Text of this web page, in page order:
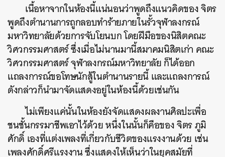
เนื้อหาจากในห้องนี้แน่นอนว่าพูดถึงแนวคิดของ จิตร
พูดถึงตำนานการถูกลอบทำร้ายภายในรั้วจุฬาลงกรณ์
มหาวิทยาลัยด้วยการจับโยนบก โดยฝีมือของนิสิตคณะ
วิศวกรรมศาสตร์ ซึ่งเมื่อไม่นานมานี้สมาคมนิสิตเก่า คณะ
วิศวกรรมศาสตร์ จุฬาลงกรณ์มหาวิทยาลัย ก็ได้ออก
แถลงการณ์ขอโทษนักสู้ในตำนานรายนี้ และแถลงการณ์
ดังกล่าวก็นำมาจัดแสดงอยู่ในห้องนี้ด้วยเช่นกัน
ไม่เพียงแค่นั้นในห้องยังจัดแสดงผลงานศิลปะเพื่อ
ชนชั้นกรรมาชีพเอาไว้ด้วย หนึ่งในนั้นก็คือของ จิตร ภูมิ
ศักดิ์ เองที่แต่งเพลงที่เกี่ยวกับชีวิตของแรงงานด้วย เช่น
เพลงศักดิ์ศรีแรงงาน ซึ่งแสดงให้เห็นว่าในยุคสมัยที่